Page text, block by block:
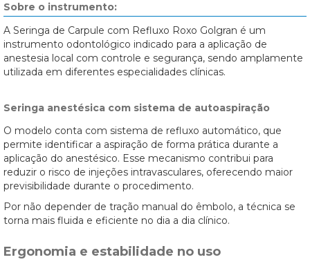
Sobre o instrumento:
A Seringa de Carpule com Refluxo Roxo Golgran é um
instrumento odontológico indicado para a aplicação de
anestesia local com controle e segurança, sendo amplamente
utilizada em diferentes especialidades clínicas.
Seringa anestésica com sistema de autoaspiração
O modelo conta com sistema de refluxo automático, que
permite identificar a aspiração de forma prática durante a
aplicação do anestésico. Esse mecanismo contribui para
reduzir o risco de injeções intravasculares, oferecendo maior
previsibilidade durante o procedimento.
Por não depender de tração manual do êmbolo, a técnica se
torna mais fluida e eficiente no dia a dia clínico.
Ergonomia e estabilidade no uso